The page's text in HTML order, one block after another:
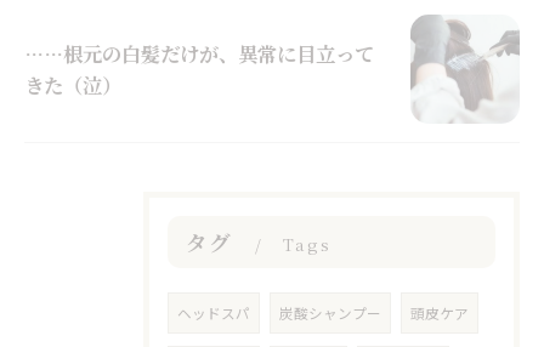
……根元の白髪だけが、異常に目立って
きた（泣）
タグ Tags
ヘッドスパ 炭酸シャンプー 頭皮ケア